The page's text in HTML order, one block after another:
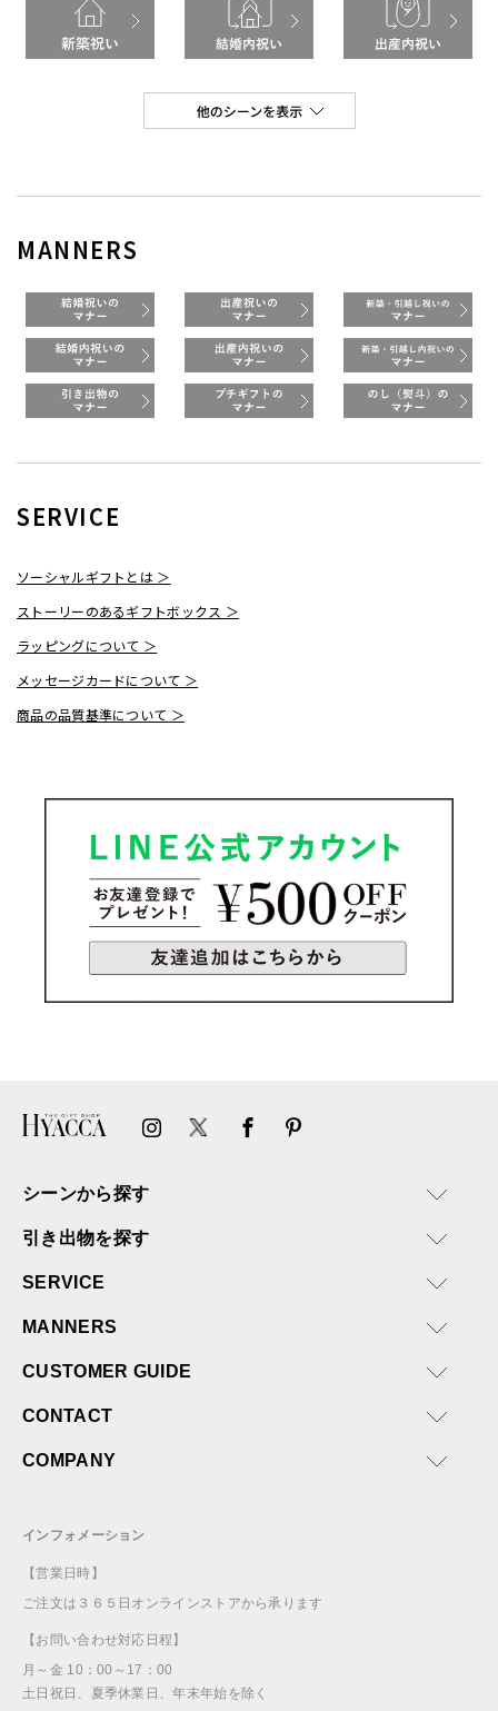
MANNERS
SERVICE
ソーシャルギフトとは ＞
ストーリーのあるギフトボックス ＞
ラッピングについて ＞
メッセージカードについて ＞
商品の品質基準について ＞
シーンから探す
引き出物を探す
SERVICE
MANNERS
CUSTOMER GUIDE
CONTACT
COMPANY
インフォメーション
【営業日時】
ご注文は３６５日オンラインストアから承ります
【お問い合わせ対応日程】
月～金 10：00～17：00
土日祝日、夏季休業日、年末年始を除く